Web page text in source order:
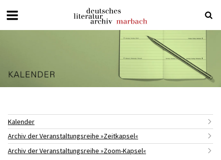
Deutsches
Literaturarchiv
Kalender
Archiv der Veranstaltungsreihe »Zeitkapsel«
Archiv der Veranstaltungsreihe »Zoom-Kapsel«